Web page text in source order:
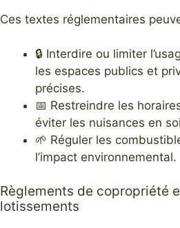
Ces textes réglementaires
🔒 Interdire ou limiter
les espaces publics et
précises.
📅 Restreindre les
éviter les nuisances en
🌱 Réguler les
l’impact environnemental.
Règlements de copropriété
lotissements